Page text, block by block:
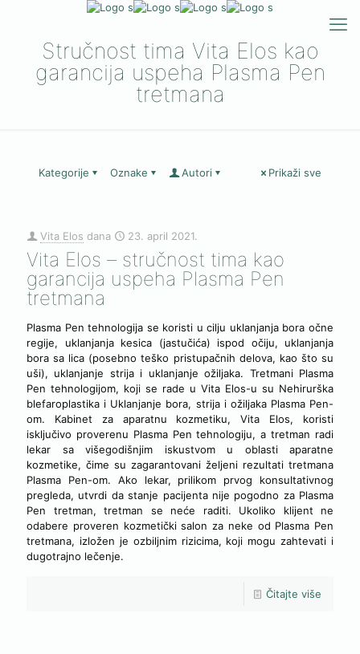
Stručnost tima Vita Elos kao
garancija uspeha Plasma Pen
tretmana
Kategorije Oznake Autori Prikaži sve
Vita Elos dana 23. april 2021.
Vita Elos – stručnost tima kao
garancija uspeha Plasma Pen
tretmana
Plasma Pen tehnologija se koristi u cilju uklanjanja bora očne
regije, uklanjanja kesica (jastučića) ispod očiju, uklanjanja
bora sa lica (posebno teško pristupačnih delova, kao što su
uši), uklanjanje strija i uklanjanje ožiljaka. Tretmani Plasma
Pen tehnologijom, koji se rade u Vita Elos-u su Nehirurška
blefaroplastika i Uklanjanje bora, strija i ožiljaka Plasma Pen-
om. Kabinet za aparatnu kozmetiku, Vita Elos, koristi
isključivo proverenu Plasma Pen tehnologiju, a tretman radi
lekar sa višegodišnjim iskustvom u oblasti aparatne
kozmetike, čime su zagarantovani željeni rezultati tretmana
Plasma Pen-om. Ako lekar, prilikom prvog konsultativnog
pregleda, utvrdi da stanje pacijenta nije pogodno za Plasma
Pen tretman, tretman se neće raditi. Ukoliko klijent ne
odabere proveren kozmetički salon za neke od Plasma Pen
tretmana, izložen je ozbiljnim rizicima, koji mogu zahtevati i
dugotrajno lečenje.
Čitajte više